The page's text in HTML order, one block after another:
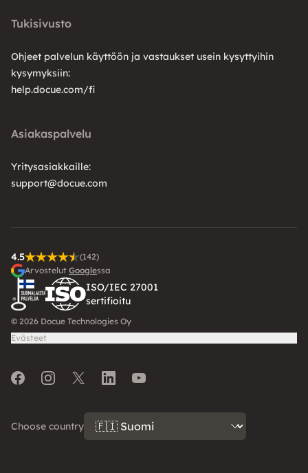
Tukisivusto
Ohjeet palvelun käyttöön ja vastaukset usein kysyttyihin
kysymyksiin:
help.docue.com/fi
Asiakaspalvelu
Yritysasiakkaille:
support@docue.com
4.5
(142)
Arvostelut Googlessa
ISO/IEC 27001
sertifioitu
© 2026 Docue Technologies Oy
Evästeet
FacebookInstagramTwitterLinkedInYoutube
Choose country